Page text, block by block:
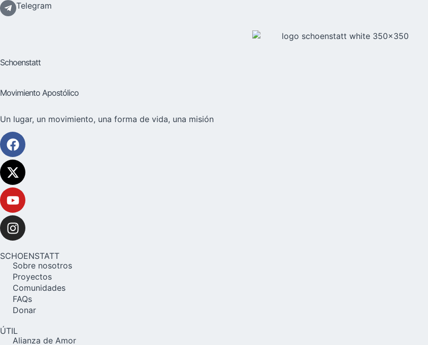
Telegram
Schoenstatt
Movimiento Apostólico
Un lugar, un movimiento, una forma de vida, una misión
SCHOENSTATT
Sobre nosotros
Proyectos
Comunidades
FAQs
Donar
ÚTIL
Alianza de Amor